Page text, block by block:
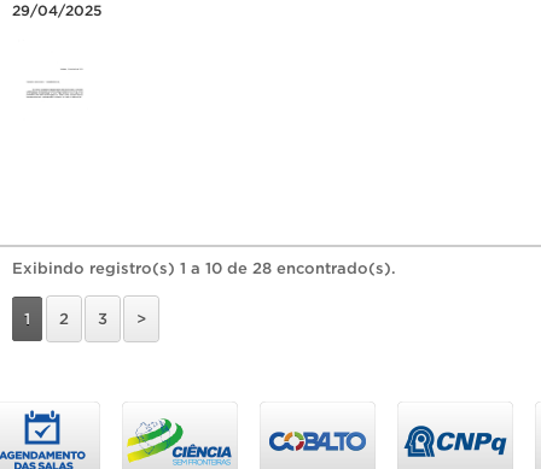
29/04/2025
Exibindo registro(s) 1 a 10 de 28 encontrado(s).
1 2 3 >